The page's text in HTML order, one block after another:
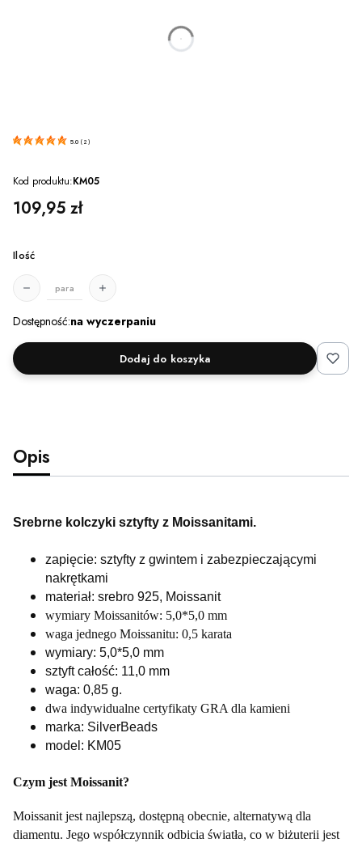
godzin
5.0 ( 2 )
Kod produktu:KM05
Cena
109,95 zł
Ilość
para
Dostępność:na wyczerpaniu
Dodaj do koszyka
Opis
Srebrne kolczyki sztyfty z Moissanitami.
zapięcie: sztyfty z gwintem i zabezpieczającymi
nakrętkami
materiał: srebro 925, Moissanit
wymiary Moissanitów: 5,0*5,0 mm
waga jednego Moissanitu: 0,5 karata
wymiary: 5,0*5,0 mm
sztyft całość: 11,0 mm
waga: 0,85 g.
dwa indywidualne certyfikaty GRA dla kamieni
marka: SilverBeads
model: KM05
Czym jest Moissanit?
Moissanit jest najlepszą, dostępną obecnie, alternatywą dla
diamentu. Jego współczynnik odbicia światła, co w biżuterii jest